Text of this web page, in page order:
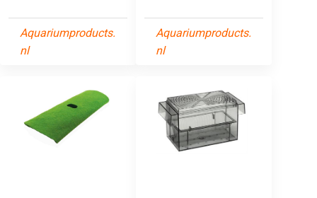
Aquariumproducts.
nl
Aquariumproducts.
nl